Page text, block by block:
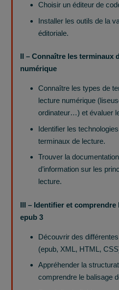
Choisir un éditeur de
Installer les outils de la
éditoriale.
II – Connaître les terminaux
numérique
Connaître les types de
lecture numérique
ordinateur…) et évaluer
Identifier les
terminaux de lecture.
Trouver la
d’information sur les
lecture.
III – Identifier et
epub3
Découvrir des
(epub, XML, HTML,
Appréhender la
comprendre le balisage